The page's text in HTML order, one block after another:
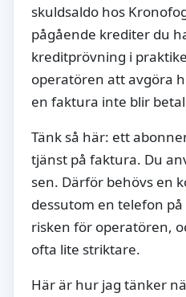
skuldsaldo hos
pågående krediter du
kreditprövning i
operatören att avgöra
en faktura inte blir
Tänk så här: ett
tjänst på faktura. Du
sen. Därför behövs en
dessutom en telefon
risken för operatören,
ofta lite striktare.
Här är hur jag tänker